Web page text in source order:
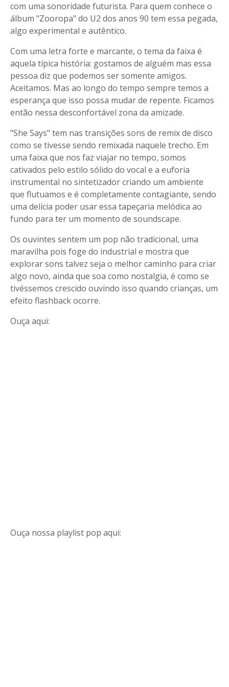
com uma sonoridade futurista. Para quem conhece o
álbum "Zooropa" do U2 dos anos 90 tem essa pegada,
algo experimental e autêntico.
Com uma letra forte e marcante, o tema da faixa é
aquela típica história: gostamos de alguém mas essa
pessoa diz que podemos ser somente amigos.
Aceitamos. Mas ao longo do tempo sempre temos a
esperança que isso possa mudar de repente. Ficamos
então nessa desconfortável zona da amizade.
"She Says" tem nas transições sons de remix de disco
como se tivesse sendo remixada naquele trecho. Em
uma faixa que nos faz viajar no tempo, somos
cativados pelo estilo sólido do vocal e a euforia
instrumental no sintetizador criando um ambiente
que flutuamos e é completamente contagiante, sendo
uma delícia poder usar essa tapeçaria melódica ao
fundo para ter um momento de soundscape.
Os ouvintes sentem um pop não tradicional, uma
maravilha pois foge do industrial e mostra que
explorar sons talvez seja o melhor caminho para criar
algo novo, ainda que soa como nostalgia, é como se
tivéssemos crescido ouvindo isso quando crianças, um
efeito flashback ocorre.
Ouça aqui:
Ouça nossa playlist pop aqui: